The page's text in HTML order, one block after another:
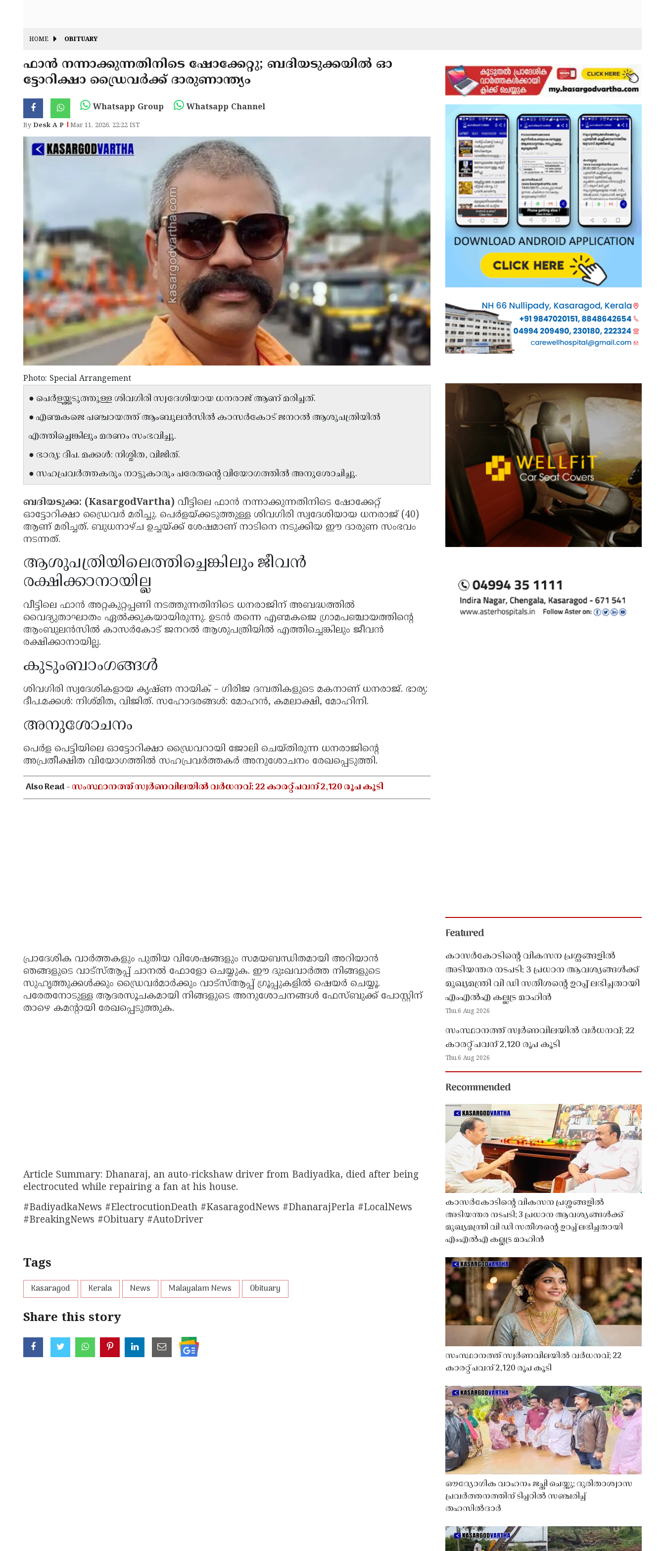
HOME OBITUARY
ഫാൻ നന്നാക്കുന്നതിനിടെ ഷോക്കേറ്റു; ബദിയടുക്കയിൽ ഓ
ട്ടോറിക്ഷാ ഡ്രൈവർക്ക് ദാരുണാന്ത്യം
Whatsapp Group Whatsapp Channel
ByDesk A P Mar 11, 2026, 22:22 IST
Photo: Special Arrangement
● പെർളയ്ക്കടുത്തുള്ള ശിവഗിരി സ്വദേശിയായ ധനരാജ് ആണ് മരിച്ചത്.
● എണ്മകജെ പഞ്ചായത്ത് ആംബുലൻസിൽ കാസർകോട് ജനറൽ ആശുപത്രിയിൽ
എത്തിച്ചെങ്കിലും മരണം സംഭവിച്ചു.
● ഭാര്യ: ദീപ. മക്കൾ: നിശ്മിത, വിജിത്.
● സഹപ്രവർത്തകരും നാട്ടുകാരും പരേതന്റെ വിയോഗത്തിൽ അനുശോചിച്ചു.
ബദിയടുക്ക: (KasargodVartha) വീട്ടിലെ ഫാൻ നന്നാക്കുന്നതിനിടെ ഷോക്കേറ്റ്
ഓട്ടോറിക്ഷാ ഡ്രൈവർ മരിച്ചു. പെർളയ്ക്കടുത്തുള്ള ശിവഗിരി സ്വദേശിയായ ധനരാജ് (40)
ആണ് മരിച്ചത്. ബുധനാഴ്ച ഉച്ചയ്ക്ക് ശേഷമാണ് നാടിനെ നടുക്കിയ ഈ ദാരുണ സംഭവം
നടന്നത്.
ആശുപത്രിയിലെത്തിച്ചെങ്കിലും ജീവൻ
രക്ഷിക്കാനായില്ല
വീട്ടിലെ ഫാൻ അറ്റകുറ്റപ്പണി നടത്തുന്നതിനിടെ ധനരാജിന് അബദ്ധത്തിൽ
വൈദ്യുതാഘാതം ഏൽക്കുകയായിരുന്നു. ഉടൻ തന്നെ എണ്മകജെ ഗ്രാമപഞ്ചായത്തിന്റെ
ആംബുലൻസിൽ കാസർകോട് ജനറൽ ആശുപത്രിയിൽ എത്തിച്ചെങ്കിലും ജീവൻ
രക്ഷിക്കാനായില്ല.
കുടുംബാംഗങ്ങൾ
ശിവഗിരി സ്വദേശികളായ കൃഷ്ണ നായിക് – ഗിരിജ ദമ്പതികളുടെ മകനാണ് ധനരാജ്. ഭാര്യ:
ദീപ.മക്കൾ: നിശ്മിത, വിജിത്. സഹോദരങ്ങൾ: മോഹൻ, കമലാക്ഷി, മോഹിനി.
അനുശോചനം
പെർള പെട്ടിയിലെ ഓട്ടോറിക്ഷാ ഡ്രൈവറായി ജോലി ചെയ്തിരുന്ന ധനരാജിന്റെ
അപ്രതീക്ഷിത വിയോഗത്തിൽ സഹപ്രവർത്തകർ അനുശോചനം രേഖപ്പെടുത്തി.
Also Read -സംസ്ഥാനത്ത് സ്വർണവിലയിൽ വർധനവ്; 22 കാരറ്റ് പവന് 2,120 രൂപ കൂടി
പ്രാദേശിക വാർത്തകളും പുതിയ വിശേഷങ്ങളും സമയബന്ധിതമായി അറിയാൻ
ഞങ്ങളുടെ വാട്സ്ആപ്പ് ചാനൽ ഫോളോ ചെയ്യുക. ഈ ദുഃഖവാർത്ത നിങ്ങളുടെ
സുഹൃത്തുക്കൾക്കും ഡ്രൈവർമാർക്കും വാട്സ്ആപ്പ് ഗ്രൂപ്പുകളിൽ ഷെയർ ചെയ്യൂ.
പരേതനോടുള്ള ആദരസൂചകമായി നിങ്ങളുടെ അനുശോചനങ്ങൾ ഫേസ്ബുക്ക് പോസ്റ്റിന്
താഴെ കമന്റായി രേഖപ്പെടുത്തുക.
Article Summary: Dhanaraj, an auto-rickshaw driver from Badiyadka, died after being
electrocuted while repairing a fan at his house.
#BadiyadkaNews #ElectrocutionDeath #KasaragodNews #DhanarajPerla #LocalNews
#BreakingNews #Obituary #AutoDriver
Tags
Kasaragod Kerala News Malayalam News Obituary
Share this story
Featured
കാസർകോടിൻ്റെ വികസന പ്രശ്നങ്ങളിൽ
അടിയന്തര നടപടി; 3 പ്രധാന ആവശ്യങ്ങൾക്ക്
മുഖ്യമന്ത്രി വി ഡി സതീശൻ്റെ ഉറപ്പ് ലഭിച്ചതായി
എംഎൽഎ കല്ലട്ര മാഹിൻ
Thu,6 Aug 2026
സംസ്ഥാനത്ത് സ്വർണവിലയിൽ വർധനവ്; 22
കാരറ്റ് പവന് 2,120 രൂപ കൂടി
Thu,6 Aug 2026
Recommended
കാസർകോടിൻ്റെ വികസന പ്രശ്നങ്ങളിൽ
അടിയന്തര നടപടി; 3 പ്രധാന ആവശ്യങ്ങൾക്ക്
മുഖ്യമന്ത്രി വി ഡി സതീശൻ്റെ ഉറപ്പ് ലഭിച്ചതായി
എംഎൽഎ കല്ലട്ര മാഹിൻ
സംസ്ഥാനത്ത് സ്വർണവിലയിൽ വർധനവ്; 22
കാരറ്റ് പവന് 2,120 രൂപ കൂടി
ഔദ്യോഗിക വാഹനം ജപ്തി ചെയ്തു; ദുരിതാശ്വാസ
പ്രവർത്തനത്തിന് ടിപ്പറിൽ സഞ്ചരിച്ച്
തഹസിൽദാർ